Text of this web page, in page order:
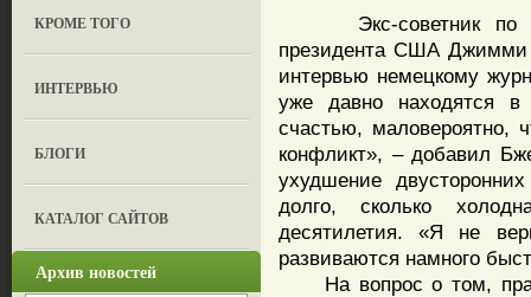
КРОМЕ ТОГО
ИНТЕРВЬЮ
БЛОГИ
КАТАЛОГ САЙТОВ
Архив новостей
Экс-советник по
президента США Джимми
интервью немецкому
уже давно находятся
счастью, маловероятно,
конфликт», – добавил
ухудшение
долго, сколько
десятилетия. «Я не
развиваются намного
На вопрос о том,